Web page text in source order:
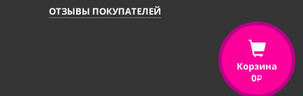
ОТЗЫВЫ ПОКУПАТЕЛЕЙ
Корзина
0i